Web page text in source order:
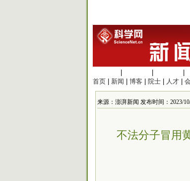
首页
新闻 博客 院士 人才
来源：澎湃新闻 发布时间：2023/
不法分子冒用